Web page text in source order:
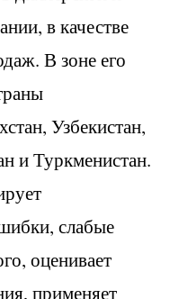
в качестве
В зоне его
Узбекистан,
и Туркменистан.
слабые
оценивает
применяет